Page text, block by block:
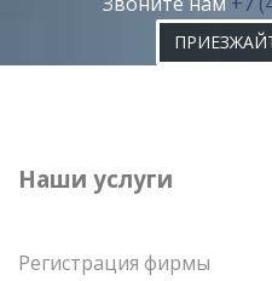
Наши услуги
Регистрация фирмы